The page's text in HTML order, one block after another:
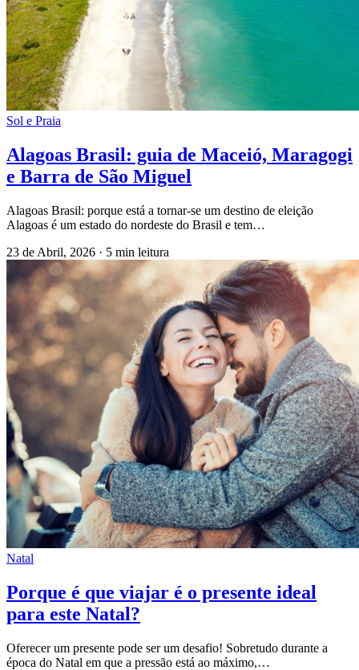
Sol e Praia
Alagoas Brasil: guia de Maceió, Maragogi
e Barra de São Miguel
Alagoas Brasil: porque está a tornar-se um destino de eleição
Alagoas é um estado do nordeste do Brasil e tem…
23 de Abril, 2026 · 5 min leitura
Natal
Porque é que viajar é o presente ideal
para este Natal?
Oferecer um presente pode ser um desafio! Sobretudo durante a
época do Natal em que a pressão está ao máximo,…